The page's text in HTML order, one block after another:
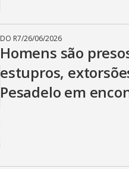
DO R7/26/06/2026
Homens são
estupros,
Pesadelo em